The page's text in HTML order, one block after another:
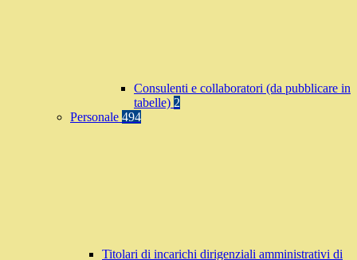
Consulenti e collaboratori (da pubblicare in
tabelle) 2
Personale 494
Titolari di incarichi dirigenziali amministrativi di